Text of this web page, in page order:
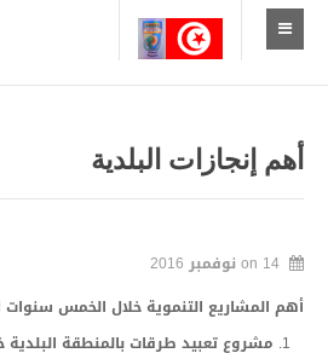
الإستقبال
أخبار
أعلانات و بلاغات
طلبات العروض
التعريف بالمدينة
أهم إنجازات البلدية
on 14 نوفمبر 2016
أهم المشاريع التنموية خلال الخمس سنوات